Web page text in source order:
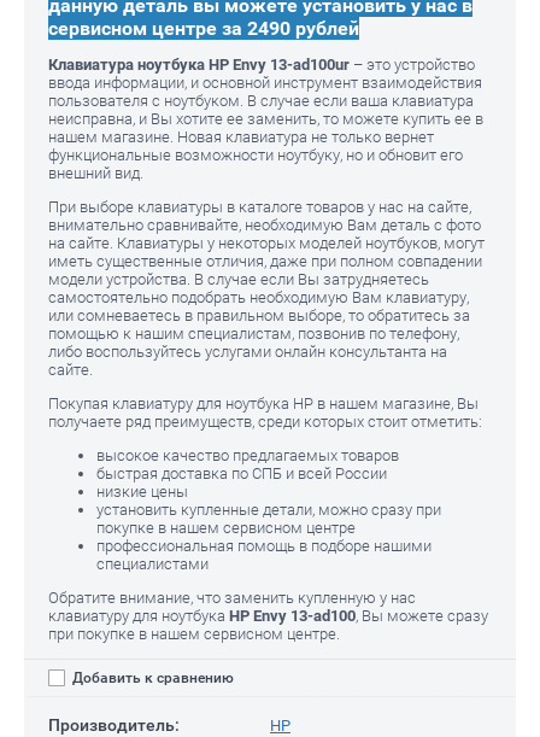
данную деталь вы можете установить у нас в
сервисном центре за 2490 рублей
Клавиатура ноутбука HP Envy 13-ad100ur – это устройство
ввода информации, и основной инструмент взаимодействия
пользователя с ноутбуком. В случае если ваша клавиатура
неисправна, и Вы хотите ее заменить, то можете купить ее в
нашем магазине. Новая клавиатура не только вернет
функциональные возможности ноутбуку, но и обновит его
внешний вид.
При выборе клавиатуры в каталоге товаров у нас на сайте,
внимательно сравнивайте, необходимую Вам деталь с фото
на сайте. Клавиатуры у некоторых моделей ноутбуков, могут
иметь существенные отличия, даже при полном совпадении
модели устройства. В случае если Вы затрудняетесь
самостоятельно подобрать необходимую Вам клавиатуру,
или сомневаетесь в правильном выборе, то обратитесь за
помощью к нашим специалистам, позвонив по телефону,
либо воспользуйтесь услугами онлайн консультанта на
сайте.
Покупая клавиатуру для ноутбука HP в нашем магазине, Вы
получаете ряд преимуществ, среди которых стоит отметить:
высокое качество предлагаемых товаров
быстрая доставка по СПБ и всей России
низкие цены
установить купленные детали, можно сразу при
покупке в нашем сервисном центре
профессиональная помощь в подборе нашими
специалистами
Обратите внимание, что заменить купленную у нас
клавиатуру для ноутбука HP Envy 13-ad100, Вы можете сразу
при покупке в нашем сервисном центре.
Добавить к сравнению
Производитель: HP